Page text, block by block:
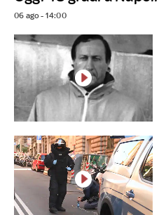
06 ago - 14:00